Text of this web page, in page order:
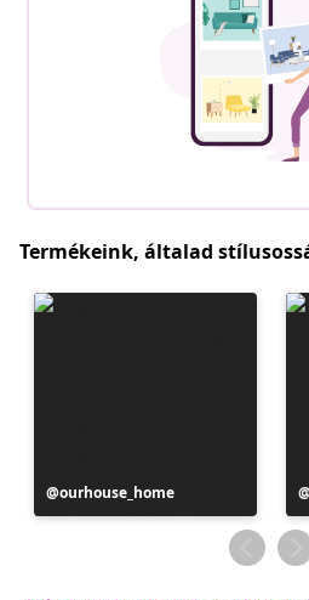
Termékeink, általad
Bejegyzés
közzétevője
ourhouse_home